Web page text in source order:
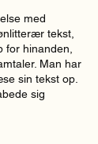
med
tekst,
hinanden,
Man har
sin tekst op.
sig